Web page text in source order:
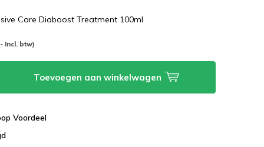
Care Diaboost Treatment 100ml
Incl. btw)
Toevoegen aan winkelwagen
Voordeel